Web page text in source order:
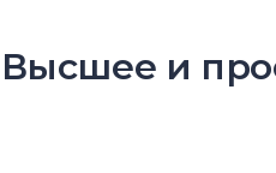
Высшее и